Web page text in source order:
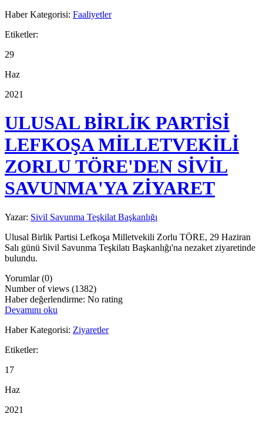
Haber Kategorisi: Faaliyetler
Etiketler:
29
Haz
2021
ULUSAL BİRLİK PARTİSİ
LEFKOŞA MİLLETVEKİLİ
ZORLU TÖRE'DEN SİVİL
SAVUNMA'YA ZİYARET
Yazar: Sivil Savunma Teşkilat Başkanlığı
Ulusal Birlik Partisi Lefkoşa Milletvekili Zorlu TÖRE, 29 Haziran
Salı günü Sivil Savunma Teşkilatı Başkanlığı'na nezaket ziyaretinde
bulundu.
Yorumlar (0)
Number of views (1382)
Haber değerlendirme: No rating
Devamını oku
Haber Kategorisi: Ziyaretler
Etiketler:
17
Haz
2021